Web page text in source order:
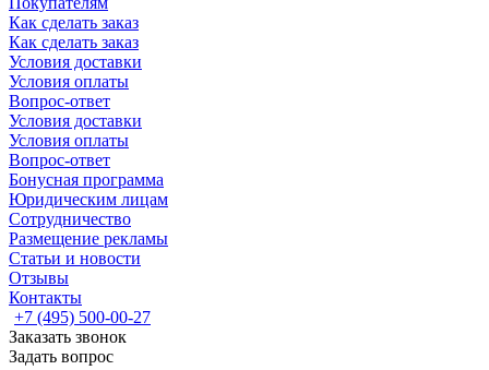
Как сделать заказ
Как сделать заказ
Условия доставки
Условия оплаты
Вопрос-ответ
Условия доставки
Условия оплаты
Вопрос-ответ
Бонусная программа
Юридическим лицам
Сотрудничество
Размещение рекламы
Статьи и новости
Отзывы
Контакты
+7 (495) 500-00-27
Заказать звонок
Задать вопрос